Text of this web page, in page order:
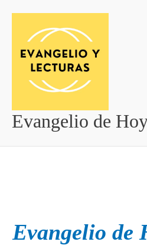
contenido
Evangelio de
Evangelio de